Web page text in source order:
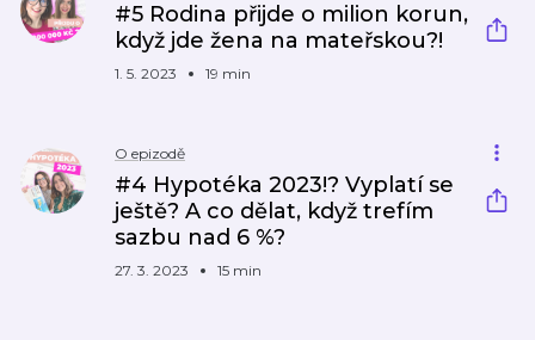
#5 Rodina přijde o milion korun,
když jde žena na mateřskou?!
1. 5. 2023 19 min
O epizodě
#4 Hypotéka 2023!? Vyplatí se
ještě? A co dělat, když trefím
sazbu nad 6 %?
27. 3. 2023 15 min